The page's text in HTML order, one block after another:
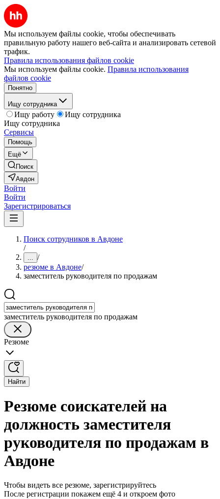
Мы используем файлы cookie, чтобы обеспечивать
правильную работу нашего веб-сайта и анализировать сетевой
трафик.
Правила использования файлов cookie
Мы используем файлы cookie. Правила использования
файлов cookie
Понятно
Ищу сотрудника
Ищу работу
Ищу сотрудника
Ищу сотрудника
Сервисы
Помощь
Ещё
Поиск
Авдон
Войти
Войти
Зарегистрироваться
Поиск сотрудников в Авдоне
/
... /
резюме в Авдоне/
заместитель руководителя по продажам
заместитель руководителя по продажам
Резюме
Найти
Резюме соискателей на
должность заместителя
руководителя по продажам в
Авдоне
Чтобы видеть все резюме, зарегистрируйтесь
После регистрации покажем ещё 4 и откроем фото